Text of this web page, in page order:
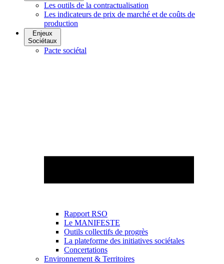
Les outils de la contractualisation
Les indicateurs de prix de marché et de coûts de
production
Enjeux
Sociétaux
Pacte sociétal
Rapport RSO
Le MANIFESTE
Outils collectifs de progrès
La plateforme des initiatives sociétales
Concertations
Environnement & Territoires